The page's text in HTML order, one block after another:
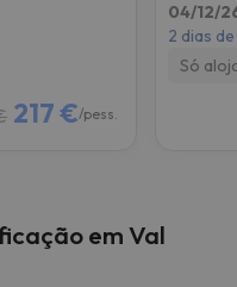
217 €/pess.
04/12/
2 dias
Só
em Val